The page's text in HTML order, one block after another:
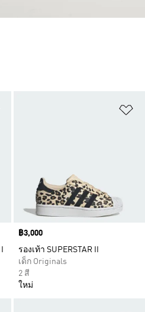
Price
฿3,000
รองเท้า SUPERSTAR II
เด็ก Originals
2 สี
ใหม่